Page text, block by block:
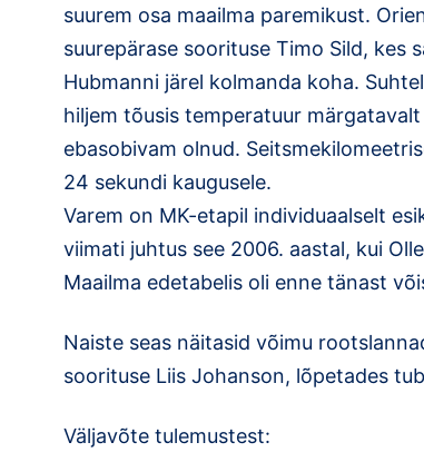
suurem osa maailma paremikust.
suurepärase soorituse Timo Sild, kes
Hubmanni järel kolmanda koha.
hiljem tõusis temperatuur
ebasobivam olnud.
24 sekundi kaugusele.
Varem on MK-etapil individuaalselt
viimati juhtus see 2006. aastal, kui
Maailma edetabelis oli enne tänast
Naiste seas näitasid võimu
soorituse Liis Johanson, lõpetades
Väljavõte tulemustest: